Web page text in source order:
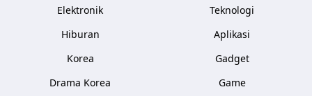
Elektronik
Hiburan
Korea
Drama Korea
Teknologi
Aplikasi
Gadget
Game